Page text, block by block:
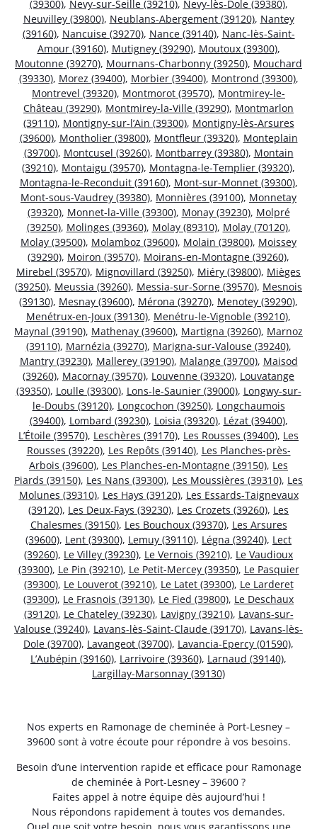
(39300), Nevy-sur-Seille (39210), Nevy-lès-Dole (39380),
Neuvilley (39800), Neublans-Abergement (39120), Nantey
(39160), Nancuise (39270), Nance (39140), Nanc-lès-Saint-
Amour (39160), Mutigney (39290), Moutoux (39300),
Moutonne (39270), Mournans-Charbonny (39250), Mouchard
(39330), Morez (39400), Morbier (39400), Montrond (39300),
Montrevel (39320), Montmorot (39570), Montmirey-le-
Château (39290), Montmirey-la-Ville (39290), Montmarlon
(39110), Montigny-sur-l’Ain (39300), Montigny-lès-Arsures
(39600), Montholier (39800), Montfleur (39320), Monteplain
(39700), Montcusel (39260), Montbarrey (39380), Montain
(39210), Montaigu (39570), Montagna-le-Templier (39320),
Montagna-le-Reconduit (39160), Mont-sur-Monnet (39300),
Mont-sous-Vaudrey (39380), Monnières (39100), Monnetay
(39320), Monnet-la-Ville (39300), Monay (39230), Molpré
(39250), Molinges (39360), Molay (89310), Molay (70120),
Molay (39500), Molamboz (39600), Molain (39800), Moissey
(39290), Moiron (39570), Moirans-en-Montagne (39260),
Mirebel (39570), Mignovillard (39250), Miéry (39800), Mièges
(39250), Meussia (39260), Messia-sur-Sorne (39570), Mesnois
(39130), Mesnay (39600), Mérona (39270), Menotey (39290),
Menétrux-en-Joux (39130), Menétru-le-Vignoble (39210),
Maynal (39190), Mathenay (39600), Martigna (39260), Marnoz
(39110), Marnézia (39270), Marigna-sur-Valouse (39240),
Mantry (39230), Mallerey (39190), Malange (39700), Maisod
(39260), Macornay (39570), Louvenne (39320), Louvatange
(39350), Loulle (39300), Lons-le-Saunier (39000), Longwy-sur-
le-Doubs (39120), Longcochon (39250), Longchaumois
(39400), Lombard (39230), Loisia (39320), Lézat (39400),
L’Étoile (39570), Leschères (39170), Les Rousses (39400), Les
Rousses (39220), Les Repôts (39140), Les Planches-près-
Arbois (39600), Les Planches-en-Montagne (39150), Les
Piards (39150), Les Nans (39300), Les Moussières (39310), Les
Molunes (39310), Les Hays (39120), Les Essards-Taignevaux
(39120), Les Deux-Fays (39230), Les Crozets (39260), Les
Chalesmes (39150), Les Bouchoux (39370), Les Arsures
(39600), Lent (39300), Lemuy (39110), Légna (39240), Lect
(39260), Le Villey (39230), Le Vernois (39210), Le Vaudioux
(39300), Le Pin (39210), Le Petit-Mercey (39350), Le Pasquier
(39300), Le Louverot (39210), Le Latet (39300), Le Larderet
(39300), Le Frasnois (39130), Le Fied (39800), Le Deschaux
(39120), Le Chateley (39230), Lavigny (39210), Lavans-sur-
Valouse (39240), Lavans-lès-Saint-Claude (39170), Lavans-lès-
Dole (39700), Lavangeot (39700), Lavancia-Epercy (01590),
L’Aubépin (39160), Larrivoire (39360), Larnaud (39140),
Largillay-Marsonnay (39130)
Nos experts en Ramonage de cheminée à Port-Lesney –
39600 sont à votre écoute pour répondre à vos besoins.
Besoin d’une intervention rapide et efficace pour Ramonage
de cheminée à Port-Lesney – 39600 ?
Faites appel à notre équipe dès aujourd’hui !
Nous répondons rapidement à toutes vos demandes.
Quel que soit votre besoin, nous vous garantissons une